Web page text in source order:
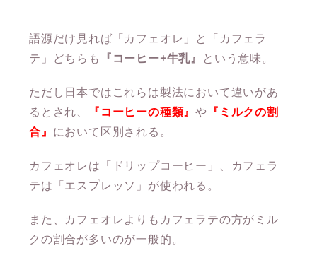
語源だけ見れば「カフェオレ」と「カフェラ
テ」どちらも 『コーヒー+牛乳』 という意味。
ただし日本ではこれらは製法において違いがあ
るとされ、
『コーヒーの種類』や 『ミルクの割
合』 において区別される。
カフェオレは「ドリップコーヒー」、カフェラ
テは「エスプレッソ」が使われる。
また、カフェオレよりもカフェラテの方がミル
クの割合が多いのが一般的。